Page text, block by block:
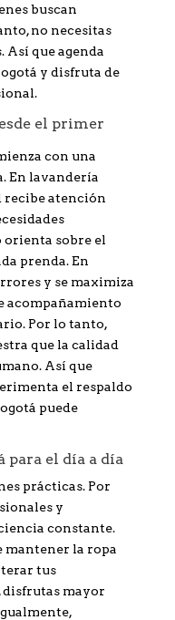
buscan
no necesitas
que agenda
y disfruta de
el primer
con una
En lavandería
recibe atención
orienta sobre el
prenda. En
y se maximiza
acompañamiento
Por lo tanto,
que la calidad
Así que
el respaldo
puede
para el día a día
prácticas. Por
y
constante.
mantener la ropa
tus
disfrutas mayor